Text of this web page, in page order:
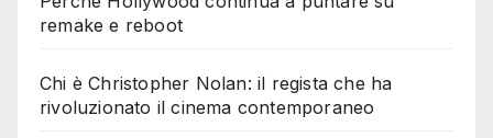
remake e reboot
Chi è Christopher Nolan: il regista che ha
rivoluzionato il cinema contemporaneo